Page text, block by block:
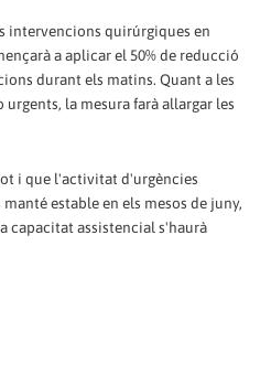
intervencions quirúrgiques en
a aplicar el 50% de reducció
durant els matins. Quant a les
la mesura farà allargar les
i que l'activitat d'urgències
estable en els mesos de juny,
capacitat assistencial s'haurà